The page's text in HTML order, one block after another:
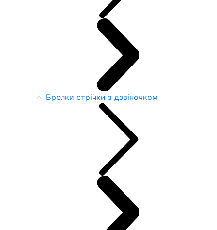
Брелки стрічки з дзвіночком